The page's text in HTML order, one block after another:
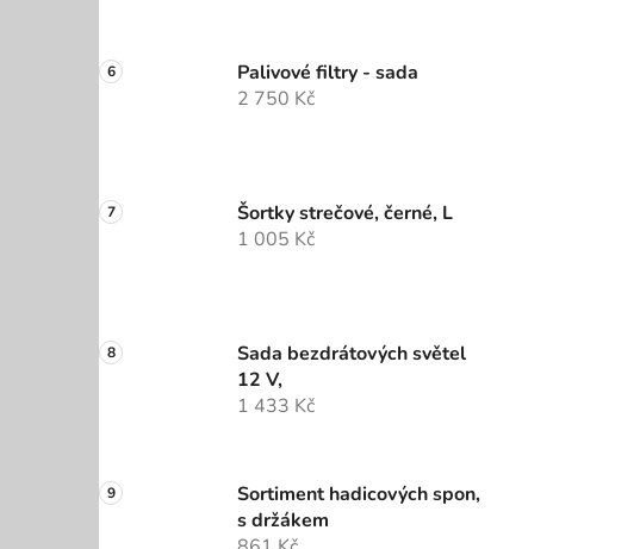
Palivové filtry - sada
2 750 Kč
Šortky strečové, černé, L
1 005 Kč
Sada bezdrátových světel
12 V,
1 433 Kč
Sortiment hadicových spon,
s držákem